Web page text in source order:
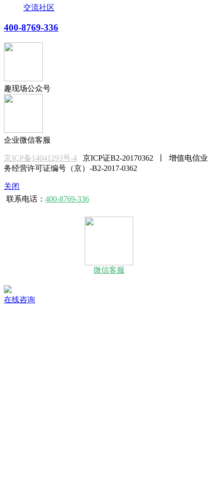
交流社区
400-8769-336
趣现场公众号
企业微信客服
京ICP备14041293号-4 京ICP证B2-20170362 丨 增值电信业
务经营许可证编号（京）-B2-2017-0362
关闭
联系电话： 400-8769-336
微信客服
在线咨询